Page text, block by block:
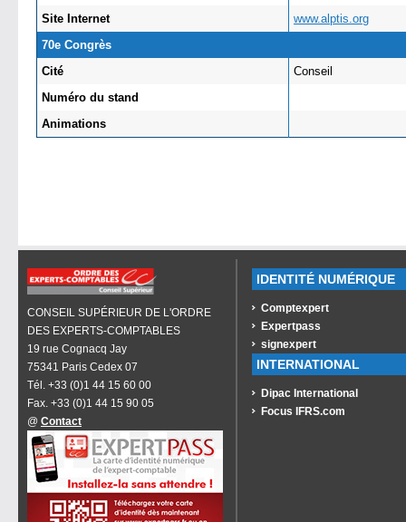
Site Internet
www.alptis.org
70e Congrès
Cité
Conseil
Numéro du stand
Animations
CONSEIL SUPÉRIEUR DE L'ORDRE
DES EXPERTS-COMPTABLES
19 rue Cognacq Jay
75341 Paris Cedex 07
Tél. +33 (0)1 44 15 60 00
Fax. +33 (0)1 44 15 90 05
@ Contact
IDENTITÉ NUMÉRIQUE
Comptexpert
Expertpass
signexpert
INTERNATIONAL
Dipac International
Focus IFRS.com